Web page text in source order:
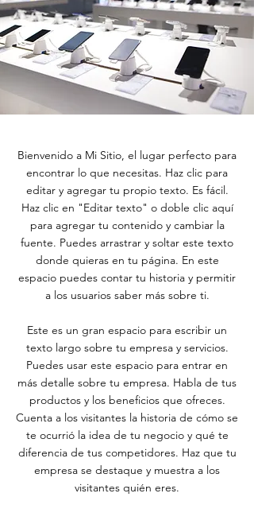
Bienvenido a Mi Sitio, el lugar perfecto para
encontrar lo que necesitas. Haz clic para
editar y agregar tu propio texto. Es fácil.
Haz clic en "Editar texto" o doble clic aquí
para agregar tu contenido y cambiar la
fuente. Puedes arrastrar y soltar este texto
donde quieras en tu página. En este
espacio puedes contar tu historia y permitir
a los usuarios saber más sobre ti.
Este es un gran espacio para escribir un
texto largo sobre tu empresa y servicios.
Puedes usar este espacio para entrar en
más detalle sobre tu empresa. Habla de tus
productos y los beneficios que ofreces.
Cuenta a los visitantes la historia de cómo se
te ocurrió la idea de tu negocio y qué te
diferencia de tus competidores. Haz que tu
empresa se destaque y muestra a los
visitantes quién eres.